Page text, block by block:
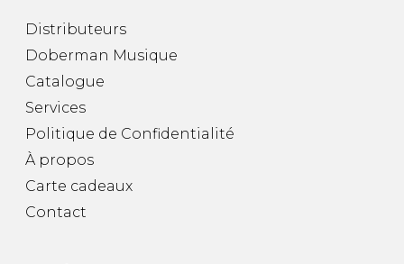
Distributeurs
Doberman Musique
Catalogue
Services
Politique de Confidentialité
À propos
Carte cadeaux
Contact